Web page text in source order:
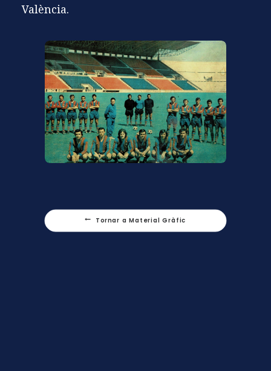
València.
Tornar a Material Gràfic